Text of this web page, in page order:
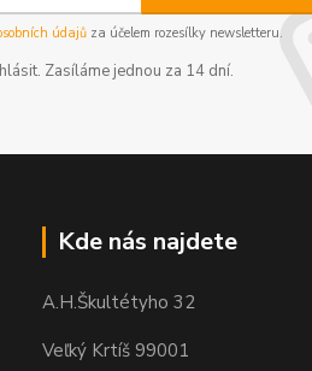
údajůza účelem rozesílky newsletteru.
Zasíláme jednou za 14 dní.
Kde nás najdete
A.H.Škultétyho 32
Veľký Krtíš 99001